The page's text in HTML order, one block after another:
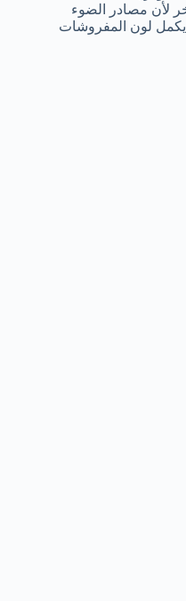
لأن مصادر الضوء
لون المفروشات